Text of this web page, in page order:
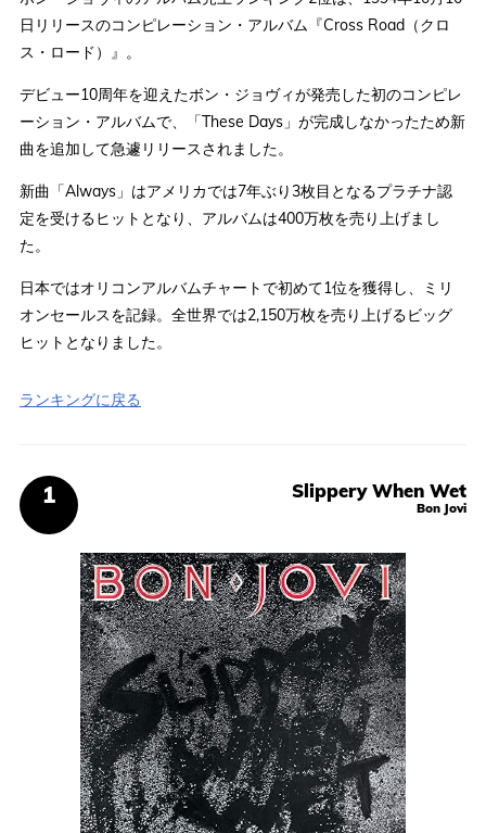
日リリースのコンピレーション・アルバム『Cross Road（クロ
ス・ロード）』。
デビュー10周年を迎えたボン・ジョヴィが発売した初のコンピレ
ーション・アルバムで、「These Days」が完成しなかったため新
曲を追加して急遽リリースされました。
新曲「Always」はアメリカでは7年ぶり3枚目となるプラチナ認
定を受けるヒットとなり、アルバムは400万枚を売り上げまし
た。
日本ではオリコンアルバムチャートで初めて1位を獲得し、ミリ
オンセールスを記録。全世界では2,150万枚を売り上げるビッグ
ヒットとなりました。
ランキングに戻る
Slippery When Wet
Bon Jovi